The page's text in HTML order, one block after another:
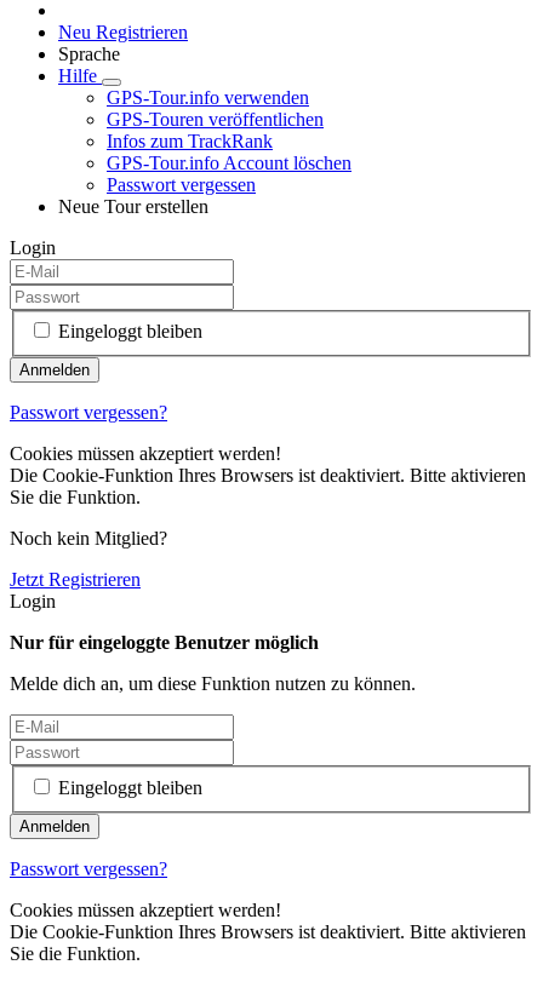
Neu Registrieren
Sprache
Hilfe
GPS-Tour.info verwenden
GPS-Touren veröffentlichen
Infos zum TrackRank
GPS-Tour.info Account löschen
Passwort vergessen
Neue Tour erstellen
Login
Eingeloggt bleiben
Passwort vergessen?
Cookies müssen akzeptiert werden!
Die Cookie-Funktion Ihres Browsers ist deaktiviert. Bitte aktivieren
Sie die Funktion.
Noch kein Mitglied?
Jetzt Registrieren
Login
Nur für eingeloggte Benutzer möglich
Melde dich an, um diese Funktion nutzen zu können.
Eingeloggt bleiben
Passwort vergessen?
Cookies müssen akzeptiert werden!
Die Cookie-Funktion Ihres Browsers ist deaktiviert. Bitte aktivieren
Sie die Funktion.